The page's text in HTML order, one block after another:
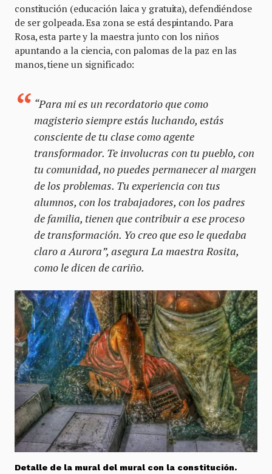
constitución (educación laica y gratuita), defendiéndose
de ser golpeada. Esa zona se está despintando. Para
Rosa, esta parte y la maestra junto con los niños
apuntando a la ciencia, con palomas de la paz en las
manos, tiene un significado:
“Para mi es un recordatorio que como
magisterio siempre estás luchando, estás
consciente de tu clase como agente
transformador. Te involucras con tu pueblo, con
tu comunidad, no puedes permanecer al margen
de los problemas. Tu experiencia con tus
alumnos, con los trabajadores, con los padres
de familia, tienen que contribuir a ese proceso
de transformación. Yo creo que eso le quedaba
claro a Aurora”, asegura La maestra Rosita,
como le dicen de cariño.
Detalle de la mural del mural con la constitución.